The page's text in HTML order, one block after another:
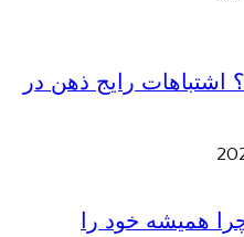
رایج ذهن در
همیشه خود را